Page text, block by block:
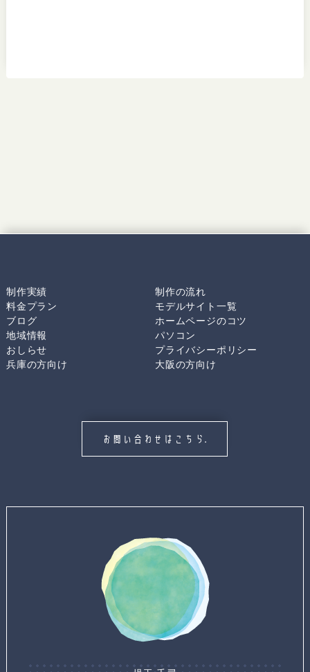
制作実績
制作の流れ
料金プラン
モデルサイト一覧
ブログ
ホームページのコツ
地域情報
パソコン
おしらせ
プライバシーポリシー
兵庫の方向け
大阪の方向け
お問い合わせはこちら.